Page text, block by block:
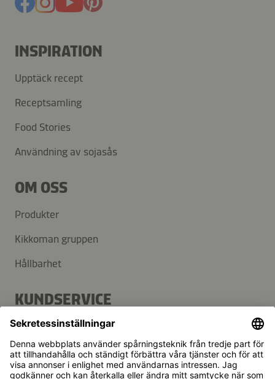
INSPIRATION
Upptäck recept
Receptsamling
Food Stories
Användning av sojasås
OM OSS
Produkter
Kikkoman gruppen
Hållbarhet
KUNDSERVICE
FAQ
Kontakt
Nyhetsbrev